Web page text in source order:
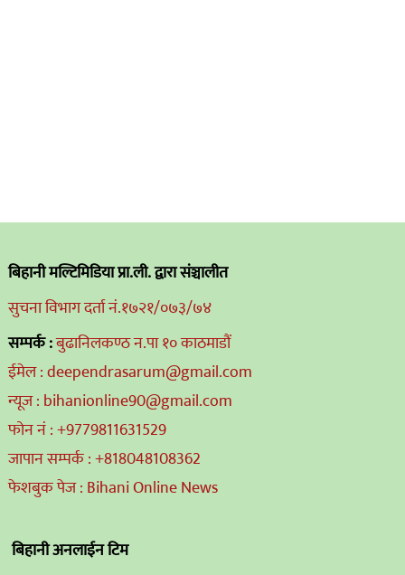
बिहानी मल्टिमिडिया प्रा.ली. द्वारा संञ्चालीत
सुचना विभाग दर्ता नं.१७२१/०७३/७४
सम्पर्क :बुढानिलकण्ठ न.पा १० काठमाडौं
ईमेल : deependrasarum@gmail.com
न्यूज : bihanionline90@gmail.com
फोन नं : +9779811631529
जापान सम्पर्क : +818048108362
फेशबुक पेज : Bihani Online News
बिहानी अनलाईन टिम